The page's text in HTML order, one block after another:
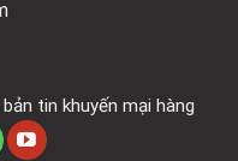
tin khuyến mại hàng